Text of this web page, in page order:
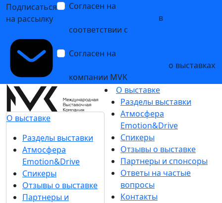
Подписаться
на рассылку
Согласен на
в
соответствии с
Согласен на
о выставках
компании MVK
О выставке
Разделы выставки
Атмосфера
Emotion&Drive
Спикеры
Отзывы о выставке
Партнеры и
О выставке
Разделы выставки
Атмосфера
Emotion&Drive
Спикеры
Отзывы о выставке
Партнеры и спонсоры
Ответы на частые
вопросы
Контакты